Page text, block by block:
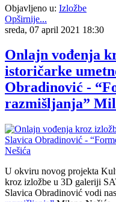
Objavljeno u: Izložbe
Opširnije...
sreda, 07 april 2021 18:30
Onlajn vođenja
istoričarke
Obradinović -
razmišljanja”
U okviru novog projekta
kroz izložbe u 3D galeriji
Slavica Obradinović vodi